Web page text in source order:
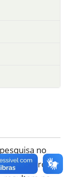
no
do Centro.